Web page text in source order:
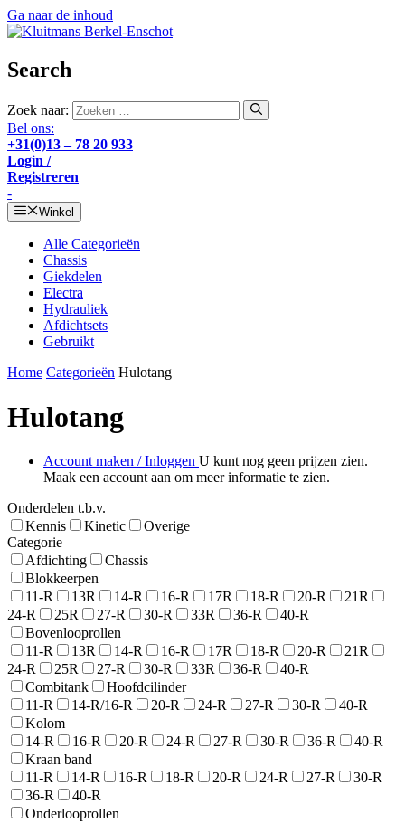
Ga naar de inhoud
Search
Zoek naar:
Bel ons:
+31(0)13 – 78 20 933
Login /
Registreren
-
Winkel
Alle Categorieën
Chassis
Giekdelen
Electra
Hydrauliek
Afdichtsets
Gebruikt
Home Categorieën Hulotang
Hulotang
Account maken / Inloggen U kunt nog geen prijzen zien.
Maak een account aan om meer informatie te zien.
Onderdelen t.b.v.
Kennis
Kinetic
Overige
Categorie
Afdichting
Chassis
Blokkeerpen
11-R
13R 14-R 16-R 17R 18-R 20-R
21R
24-R
25R 27-R 30-R 33R 36-R
40-R
Bovenlooprollen
11-R
13R 14-R 16-R 17R 18-R 20-R
21R
24-R
25R 27-R 30-R 33R 36-R
40-R
Combitank
Hoofdcilinder
11-R
14-R/16-R 20-R 24-R 27-R 30-R
40-R
Kolom
14-R
16-R 20-R 24-R 27-R 30-R 36-R
40-R
Kraan band
11-R
14-R 16-R 18-R 20-R 24-R 27-R
30-R
36-R
40-R
Onderlooprollen